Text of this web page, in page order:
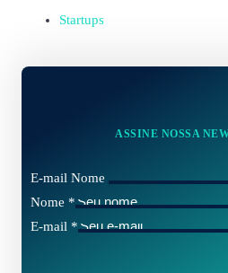
Startups
ASSINE NOSSA
E-mail Nome
Nome *
E-mail *